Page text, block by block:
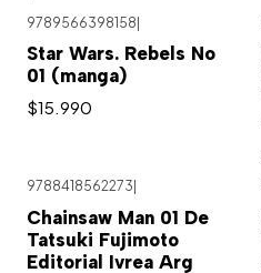
9789566398158
Star Wars. Rebels No
01 (manga)
$15.990
9788418562273
Chainsaw Man 01 De
Tatsuki Fujimoto
Editorial Ivrea Arg